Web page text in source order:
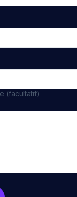
(facultatif)